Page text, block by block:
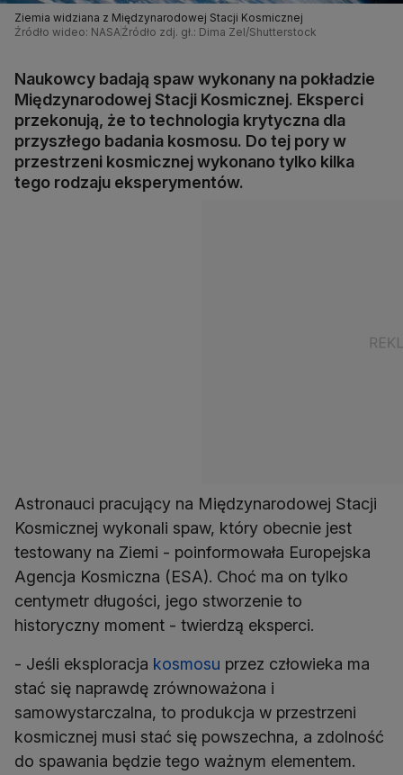
Ziemia widziana z Międzynarodowej Stacji Kosmicznej
Źródło wideo: NASAŹródło zdj. gł.: Dima Zel/Shutterstock
Naukowcy badają spaw wykonany na pokładzie
Międzynarodowej Stacji Kosmicznej. Eksperci
przekonują, że to technologia krytyczna dla
przyszłego badania kosmosu. Do tej pory w
przestrzeni kosmicznej wykonano tylko kilka
tego rodzaju eksperymentów.
Astronauci pracujący na Międzynarodowej Stacji
Kosmicznej wykonali spaw, który obecnie jest
testowany na Ziemi - poinformowała Europejska
Agencja Kosmiczna (ESA). Choć ma on tylko
centymetr długości, jego stworzenie to
historyczny moment - twierdzą eksperci.
- Jeśli eksploracja kosmosu przez człowieka ma
stać się naprawdę zrównoważona i
samowystarczalna, to produkcja w przestrzeni
kosmicznej musi stać się powszechna, a zdolność
do spawania będzie tego ważnym elementem.